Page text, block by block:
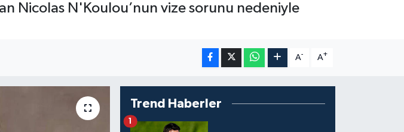
Nicolas N'Koulou’nun vize sorunu nedeniyle
A- A+
Trend Haberler
1